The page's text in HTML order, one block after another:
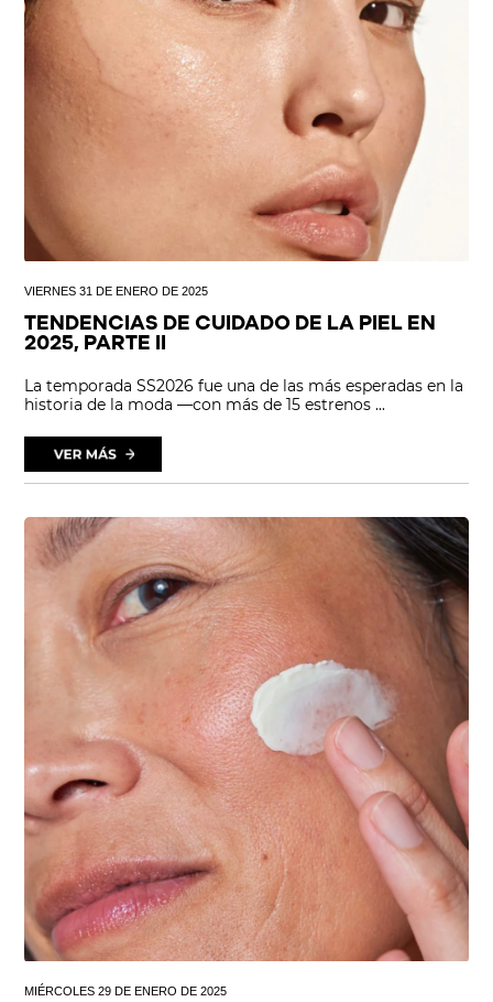
VIERNES 31 DE ENERO DE 2025
TENDENCIAS DE CUIDADO DE LA PIEL EN
2025, PARTE II
La temporada SS2026 fue una de las más esperadas en la
historia de la moda —con más de 15 estrenos ...
MIÉRCOLES 29 DE ENERO DE 2025